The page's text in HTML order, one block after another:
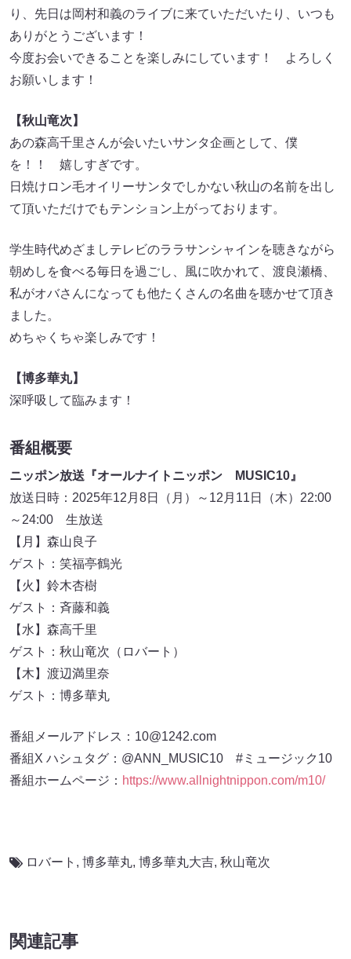
り、先日は岡村和義のライブに来ていただいたり、いつも
ありがとうございます！
今度お会いできることを楽しみにしています！ よろしく
お願いします！
【秋山竜次】
あの森高千里さんが会いたいサンタ企画として、僕
を！！ 嬉しすぎです。
日焼けロン毛オイリーサンタでしかない秋山の名前を出し
て頂いただけでもテンション上がっております。
学生時代めざましテレビのララサンシャインを聴きながら
朝めしを食べる毎日を過ごし、風に吹かれて、渡良瀬橋、
私がオバさんになっても他たくさんの名曲を聴かせて頂き
ました。
めちゃくちゃ楽しみです！
【博多華丸】
深呼吸して臨みます！
番組概要
ニッポン放送『オールナイトニッポン MUSIC10』
放送日時：2025年12月8日（月）～12月11日（木）22:00
～24:00 生放送
【月】森山良子
ゲスト：笑福亭鶴光
【火】鈴木杏樹
ゲスト：斉藤和義
【水】森高千里
ゲスト：秋山竜次（ロバート）
【木】渡辺満里奈
ゲスト：博多華丸
番組メールアドレス：10@1242.com
番組X ハシュタグ：@ANN_MUSIC10 #ミュージック10
番組ホームページ： https://www.allnightnippon.com/m10/
ロバート , 博多華丸, 博多華丸大吉, 秋山竜次
関連記事